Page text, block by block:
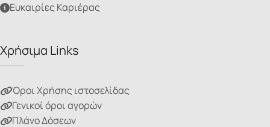
Ευκαιρίες Καριέρας
Χρήσιμα Links
Όροι Χρήσης ιστοσελίδας
Γενικοί όροι αγορών
Πλάνο Δόσεων